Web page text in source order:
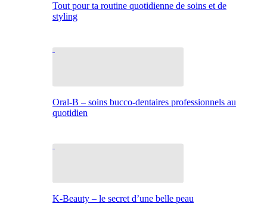
Tout pour ta routine quotidienne de soins et de
styling
Oral-B – soins bucco-dentaires professionnels au
quotidien
K-Beauty – le secret d’une belle peau